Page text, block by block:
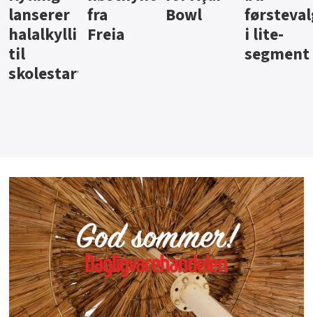
Bowl
førstevalg
i lite-
Berentsen
Hansa